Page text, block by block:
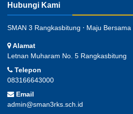
Hubungi Kami
SMAN 3 Rangkasbitung ⋅ Maju
Alamat
Letnan Muharam No. 5 Rangkasbitung
Telepon
083166643000
Email
admin@sman3rks.sch.id